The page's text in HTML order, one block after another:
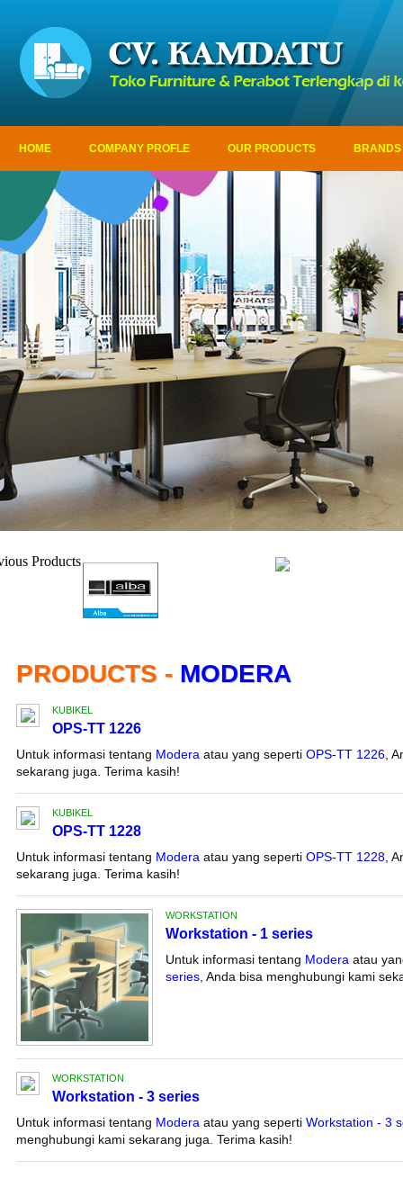
HOME COMPANY PROFLE OUR PRODUCTS BRANDS
PRODUCTS - MODERA
KUBIKEL
OPS-TT 1226
Untuk informasi tentang Modera atau yang seperti OPS-TT 1226 ,
sekarang juga. Terima kasih!
KUBIKEL
OPS-TT 1228
Untuk informasi tentang Modera atau yang seperti OPS-TT 1228 ,
sekarang juga. Terima kasih!
WORKSTATION
Workstation - 1 series
Untuk informasi tentang Modera atau
series , Anda bisa menghubungi kami
WORKSTATION
Workstation - 3 series
Untuk informasi tentang Modera atau yang seperti Workstation - 3
menghubungi kami sekarang juga. Terima kasih!